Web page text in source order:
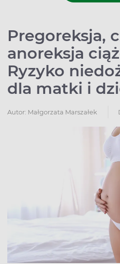
Pregoreksja,
anoreksja
Ryzyko
dla matki i
Autor: Małgorzata Marszałek